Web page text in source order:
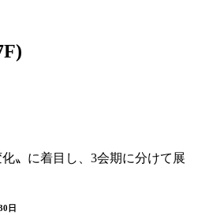
〟に着目し、3会期に分けて展
日